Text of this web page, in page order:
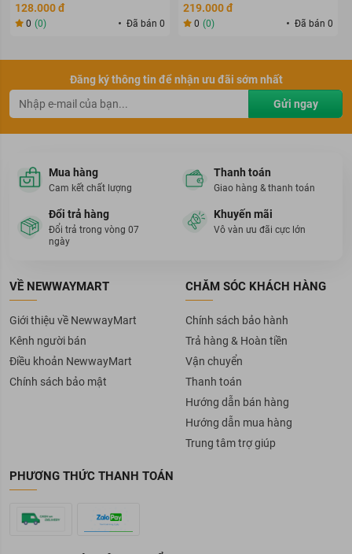
128.000 đ
0 (0) Đã bán 0
219.000 đ
0 (0) Đã bán 0
Đăng ký thông tin để nhận ưu đãi sớm nhất
Gửi ngay
Mua hàng
Cam kết chất lượng
Thanh toán
Giao hàng & thanh toán
Đổi trả hàng
Đổi trả trong vòng 07
ngày
Khuyến mãi
Vô vàn ưu đãi cực lớn
VỀ NEWWAYMART
Giới thiệu về NewwayMart
Kênh người bán
Điều khoản NewwayMart
Chính sách bảo mật
CHĂM SÓC KHÁCH HÀNG
Chính sách bảo hành
Trả hàng & Hoàn tiền
Vận chuyển
Thanh toán
Hướng dẫn bán hàng
Hướng dẫn mua hàng
Trung tâm trợ giúp
PHƯƠNG THỨC THANH TOÁN